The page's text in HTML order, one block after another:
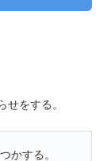
をする。
かする。